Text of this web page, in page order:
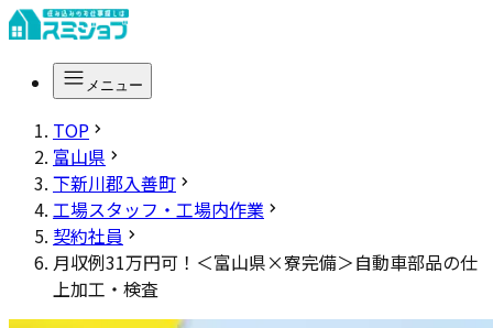
メニュー
TOP
富山県
下新川郡入善町
工場スタッフ・工場内作業
契約社員
月収例31万円可！＜富山県×寮完備＞自動車部品の仕
上加工・検査